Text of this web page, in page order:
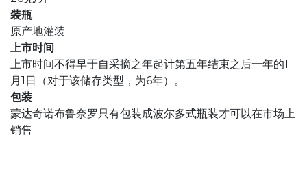
装瓶
原产地灌装
上市时间
上市时间不得早于自采摘之年起计第五年结束之后一年的1
月1日（对于该储存类型，为6年）。
包装
蒙达奇诺布鲁奈罗只有包装成波尔多式瓶装才可以在市场上
销售